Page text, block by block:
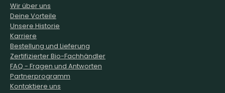
Wir über uns
Deine Vorteile
Unsere Historie
Karriere
Bestellung und Lieferung
Zertifizierter Bio-Fachhändler
FAQ - Fragen und Antworten
Partnerprogramm
Kontaktiere uns